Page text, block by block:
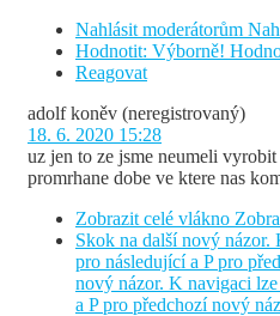
Nahlásit moderátorům
Hodnotit: Výborně!
Reagovat
adolf koněv (neregistrovaný)
18. 6. 2020 15:28
uz jen to ze jsme neumeli
promrhane dobe ve ktere nas
Zobrazit celé vlákno
Skok na další nový
pro následující a P pro
nový názor. K navigaci
a P pro předchozí nový